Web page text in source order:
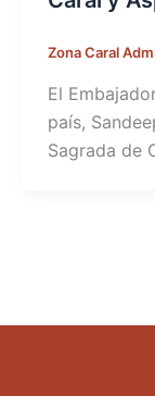
Zona Caral
El
país,
Sagrada de